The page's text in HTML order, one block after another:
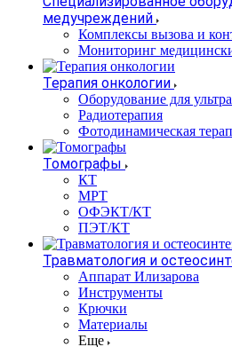
медучреждений
Комплексы вызова и
Мониторинг
Терапия онкологии
Оборудование для
Радиотерапия
Фотодинамическая
Томографы
КТ
МРТ
ОФЭКТ/КТ
ПЭТ/КТ
Травматология и
Аппарат Илизарова
Инструменты
Крючки
Материалы
Еще